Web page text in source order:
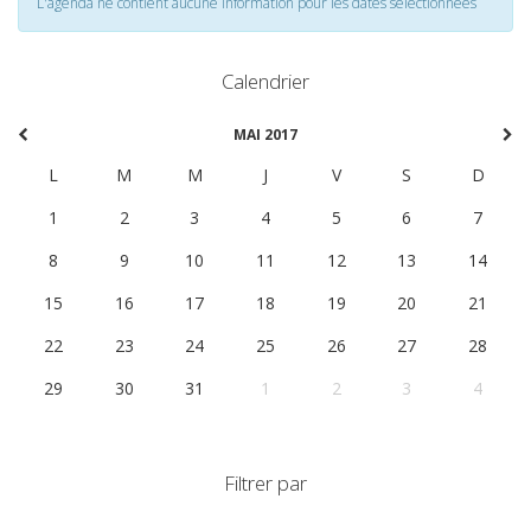
Calendrier
MAI 2017
L M M J V S
D
1
2 3 4 5 6
7
8
9 10 11 12 13
14
15
16 17 18 19 20
21
22
23 24 25 26 27
28
29
30 31 1 2 3 4
Filtrer par